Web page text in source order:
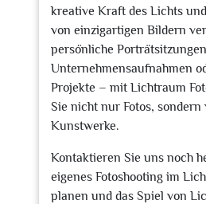
kreative Kraft des Lichts
von einzigartigen Bildern
persönliche
Unternehmensaufnahmen
Projekte – mit Lichtraum
Sie nicht nur Fotos, sondern
Kunstwerke.
Kontaktieren Sie uns noch
eigenes Fotoshooting im
planen und das Spiel von